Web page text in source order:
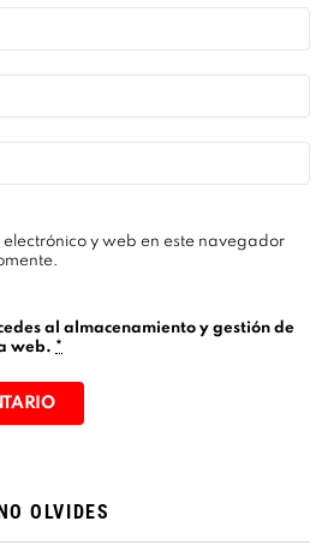
y web en este navegador
al almacenamiento y gestión de
web. *
NO OLVIDES